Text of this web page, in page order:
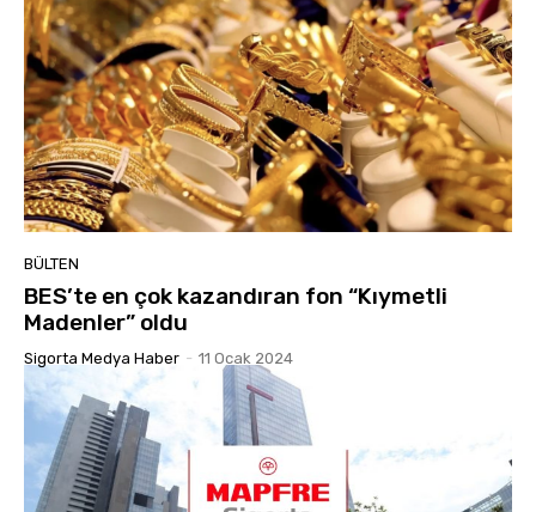
BÜLTEN
BES’te en çok kazandıran fon “Kıymetli
Madenler” oldu
Sigorta Medya Haber - 11 Ocak 2024